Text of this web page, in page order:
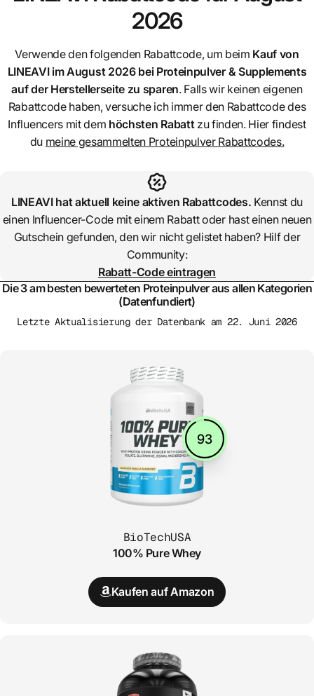
2026
Verwende den folgenden Rabattcode, um beim Kauf von
LINEAVIim August 2026 bei Proteinpulver & Supplements
auf der Herstellerseite zu sparen. Falls wir keinen eigenen
Rabattcode haben, versuche ich immer den Rabattcode des
Influencers mit dem höchsten Rabattzu finden. Hier findest
du meine gesammelten Proteinpulver Rabattcodes.
LINEAVIhat aktuell keine aktiven Rabattcodes. Kennst du
einen Influencer-Code mit einem Rabatt oder hast einen neuen
Gutschein gefunden, den wir nicht gelistet haben? Hilf der
Community:
Rabatt-Code eintragen
Die 3 am besten bewerteten Proteinpulver aus allen Kategorien
(Datenfundiert)
Letzte Aktualisierung der Datenbank am 22. Juni 2026
93
BioTechUSA
100% Pure Whey
Kaufen auf Amazon